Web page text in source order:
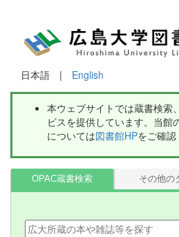
日本語 | English
本ウェブサイトでは蔵書検索
ビスを提供しています。当館
については図書館HPをご確認
OPAC蔵書検索 その他の